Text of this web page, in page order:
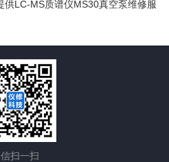
供LC-MS质谱仪MS30真空泵维修服
扫一扫